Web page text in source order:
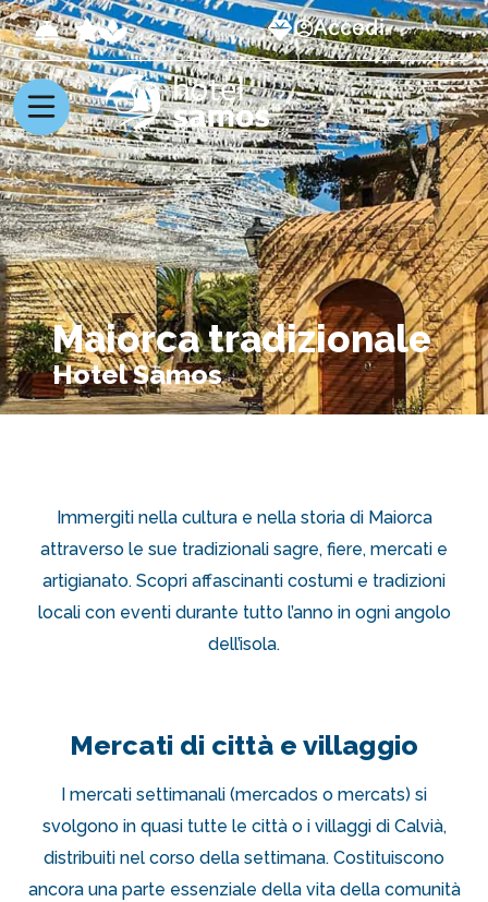
Accedi
Maiorca tradizionale
Hotel Samos
Immergiti nella cultura e nella storia di Maiorca
attraverso le sue tradizionali sagre, fiere, mercati e
artigianato. Scopri affascinanti costumi e tradizioni
locali con eventi durante tutto l’anno in ogni angolo
dell’isola.
Mercati di città e villaggio
I mercati settimanali (mercados o mercats) si
svolgono in quasi tutte le città o i villaggi di Calvià,
distribuiti nel corso della settimana. Costituiscono
ancora una parte essenziale della vita della comunità